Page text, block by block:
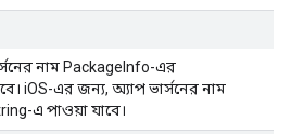
নাম PackageInfo-এর
iOS-এর জন্য, অ্যাপ ভার্সনের নাম
এ পাওয়া যাবে।